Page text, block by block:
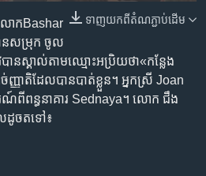
ទាញ​យក​ពី​តំណភ្ជាប់​ដើម
លោកBashar
ន​សម្រុក ចូល​​
បាន​ស្គាល់​តាម​ឈ្មោះ​អប្រិយ​ថា«កន្លែង​​
ញាតិ​ដែល​បាន​បាត់ខ្លួន។ អ្នកស្រី Joan
ណ៍​ពី​ពន្ធនាគារ Sednaya។ លោក ជឹង
ដូច​តទៅ៖